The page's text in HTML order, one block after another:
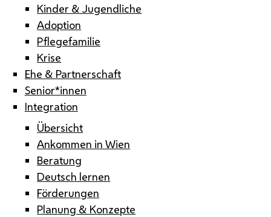
Kinder & Jugendliche
Adoption
Pflegefamilie
Krise
Ehe & Partnerschaft
Senior*innen
Integration
Übersicht
Ankommen in Wien
Beratung
Deutsch lernen
Förderungen
Planung & Konzepte